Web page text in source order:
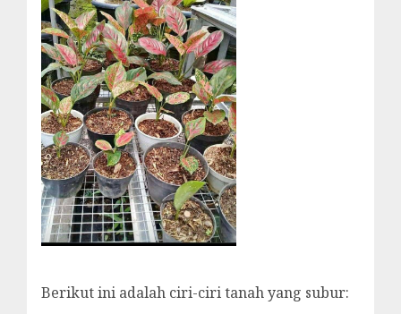
Berikut ini adalah ciri-ciri tanah yang subur: